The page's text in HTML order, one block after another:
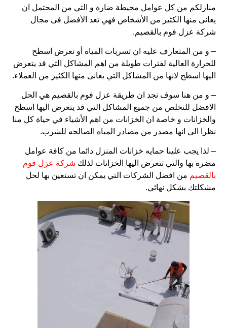
منازلكم من كل عوامل محيطة ضارة و التي من المحتمل ان
يعانى منها الكثير من الأشخاص فهي تعد الأفضل فى مجال
شركة عزل فوم بالقصيم.
– و من المتعارف عليه ان تسربات المياه أو تعرض اسطح
للحرارة العالية لفترات طويلة من اهم المشاكل التي قد يتعرض
اليها اسطح لانها من المشاكل التي يعانى منها الكثير من العملاء.
– و من هنا سوف نجد ان طريقة عزل فوم بالقصيم هي الحل
الافضل للتخلص من جميع المشاكل التي قد يتعرض اليها اسطح
والخزانات و خاصة ان الخزانات من اهم الأشياء في حياة كل منا
نظرا الى انها مصدر من مصادر المياه الصالحه للشرب.
– لذا يجب علينا حمايه خزانات المنزل دائما من كافة عوامل
مضره بها والتي تتعرض اليها الخزانات لذلك شركة عزل فوم
بالقصيم من افضل الشركات التي يمكن ان تستعين بها لحل
مشكلتك بشكل نهائي.